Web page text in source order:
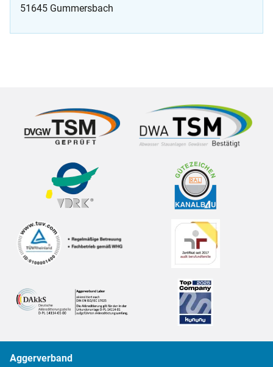
51645 Gummersbach
Aggerverband